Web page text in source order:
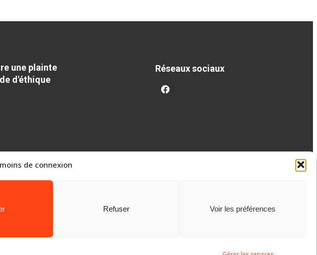
de connexion
Refuser Voir les préférences
une plainte
d'éthique
Réseaux sociaux
facebook